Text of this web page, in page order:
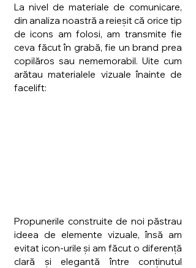
La nivel de materiale de comunicare,
din analiza noastră a reieșit că orice tip
de icons am folosi, am transmite fie
ceva făcut în grabă, fie un brand prea
copilăros sau nememorabil. Uite cum
arătau materialele vizuale înainte de
facelift:
Propunerile construite de noi păstrau
ideea de elemente vizuale, însă am
evitat icon-urile și am făcut o diferență
clară și elegantă între conținutul